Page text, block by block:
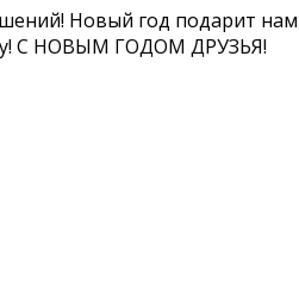
Новый год подарит
С НОВЫМ ГОДОМ ДРУЗЬЯ!